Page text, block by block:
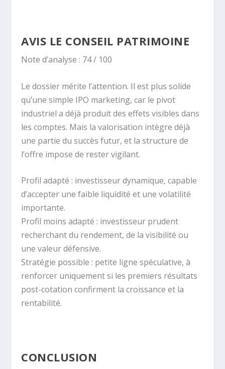
AVIS LE CONSEIL PATRIMOINE
Note d’analyse : 74 / 100
Le dossier mérite l’attention. Il est plus solide
qu’une simple IPO marketing, car le pivot
industriel a déjà produit des effets visibles dans
les comptes. Mais la valorisation intègre déjà
une partie du succès futur, et la structure de
l’offre impose de rester vigilant.
Profil adapté : investisseur dynamique, capable
d’accepter une faible liquidité et une volatilité
importante.
Profil moins adapté : investisseur prudent
recherchant du rendement, de la visibilité ou
une valeur défensive.
Stratégie possible : petite ligne spéculative, à
renforcer uniquement si les premiers résultats
post-cotation confirment la croissance et la
rentabilité.
CONCLUSION